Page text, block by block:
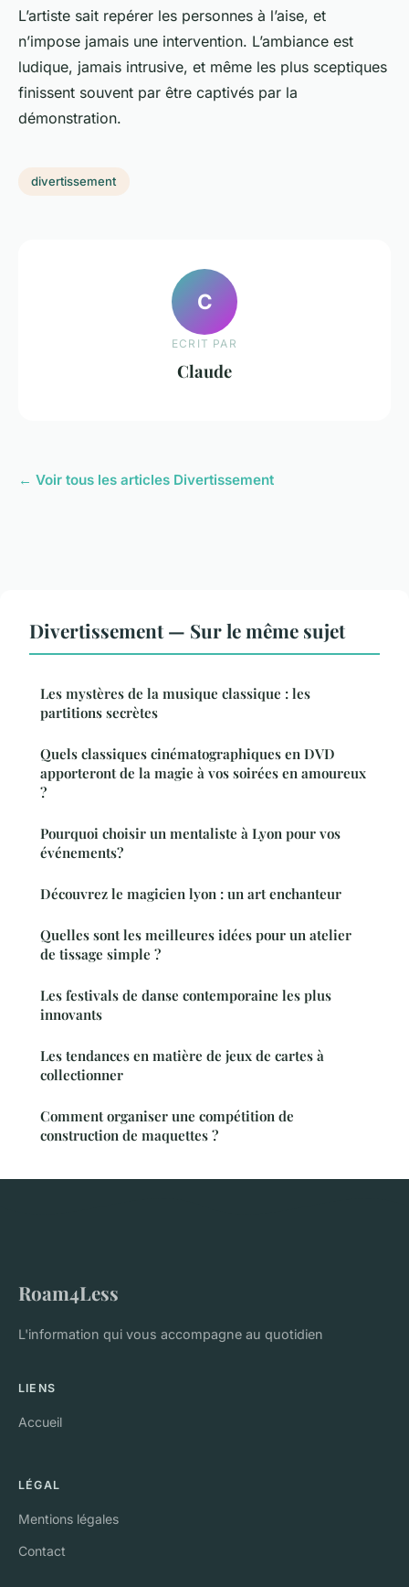
L’artiste sait repérer les personnes à l’aise, et
n’impose jamais une intervention. L’ambiance est
ludique, jamais intrusive, et même les plus sceptiques
finissent souvent par être captivés par la
démonstration.
divertissement
C
ECRIT PAR
Claude
← Voir tous les articles Divertissement
Divertissement — Sur le même sujet
Les mystères de la musique classique : les
partitions secrètes
Quels classiques cinématographiques en DVD
apporteront de la magie à vos soirées en amoureux
?
Pourquoi choisir un mentaliste à Lyon pour vos
événements?
Découvrez le magicien lyon : un art enchanteur
Quelles sont les meilleures idées pour un atelier
de tissage simple ?
Les festivals de danse contemporaine les plus
innovants
Les tendances en matière de jeux de cartes à
collectionner
Comment organiser une compétition de
construction de maquettes ?
Roam4Less
L'information qui vous accompagne au quotidien
LIENS
Accueil
LÉGAL
Mentions légales
Contact